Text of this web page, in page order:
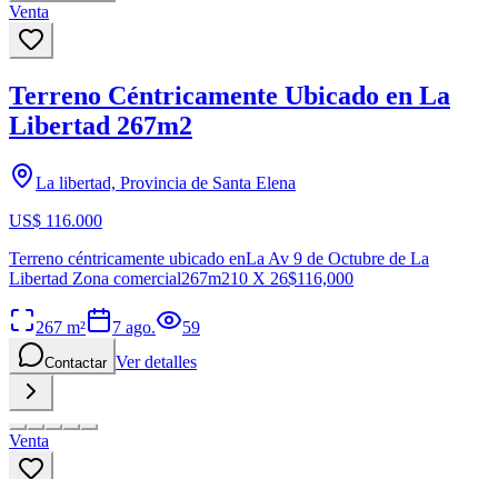
Venta
Terreno Céntricamente Ubicado en La
Libertad 267m2
La libertad, Provincia de Santa Elena
US$ 116.000
Terreno céntricamente ubicado enLa Av 9 de Octubre de La
Libertad Zona comercial267m210 X 26$116,000
267 m² 7 ago. 59
Contactar Ver detalles
Venta